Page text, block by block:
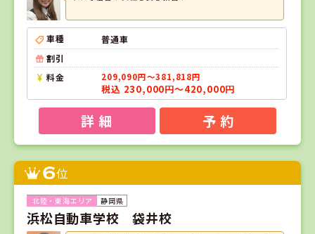
車種
普通車
割引
料金
209,090円～381,818円
税込 230,000円～420,000円
詳 細 予 約
6位
静岡県
浜松自動車学校 袋井校